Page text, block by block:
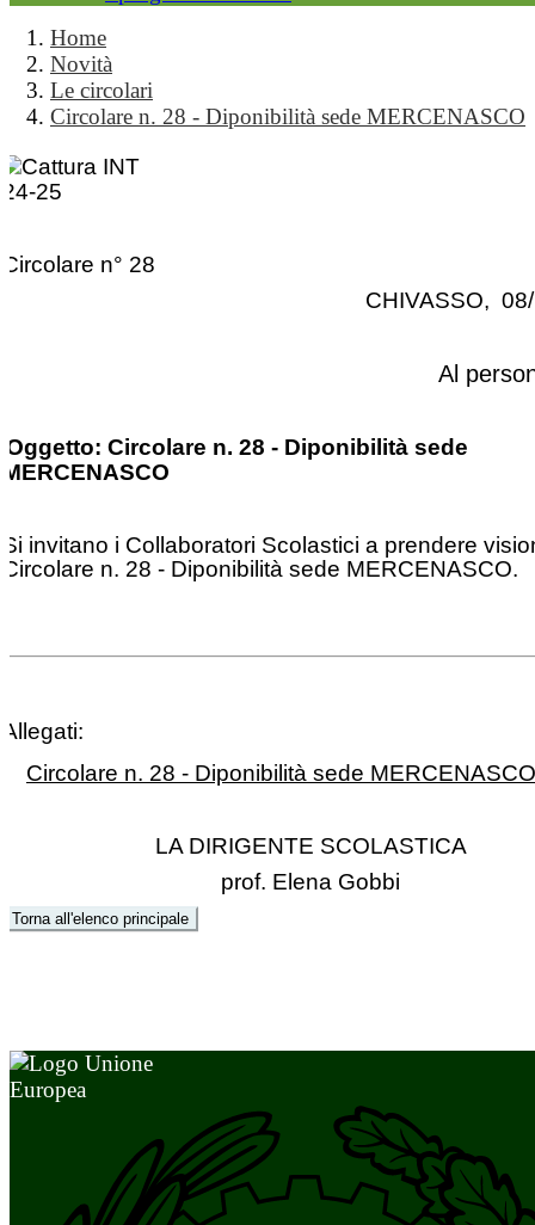
Home
Novità
Le circolari
Circolare n. 28 - Diponibilità sede MERCENASCO
Circolare n° 28
CHIVASSO,
Al
Oggetto: Circolare n. 28 - Diponibilità sede
MERCENASCO
Si invitano i Collaboratori Scolastici a prendere
Circolare n. 28 - Diponibilità sede MERCENASCO.
Allegati:
Circolare n. 28 - Diponibilità sede
LA DIRIGENTE SCOLASTICA
prof. Elena Gobbi
Torna all'elenco principale